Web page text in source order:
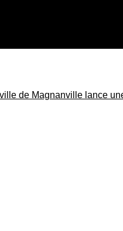
de Magnanville lance